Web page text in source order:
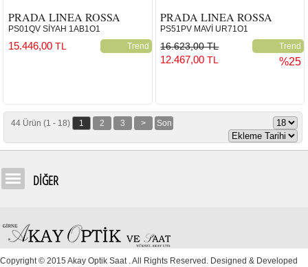
PRADA LINEA ROSSA
PS01QV SİYAH 1AB1O1
Trend
15.446,00 TL
PRADA LINEA ROSSA
PS51PV MAVİ UR71O1
16.623,00 TL Trend
12.467,00TL %25
44 Ürün (1 - 18) 1 2 3 > Son
DİĞER
Copyright © 2015 Akay Optik Saat . All Rights Reserved. Designed & Developed